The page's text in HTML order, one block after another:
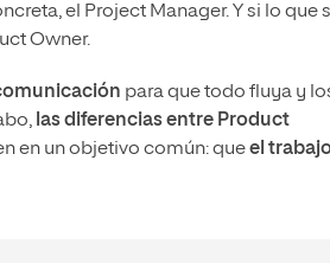
el Project Manager. Y si lo que
Owner.
para que todo fluya y
las diferencias entre Product
en un objetivo común: queel